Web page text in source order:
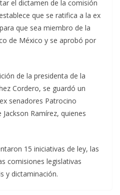
el dictamen de la comisión
que se ratifica a la ex
que sea miembro de la
de México y se aprobó por
de la presidenta de la
Cordero, se guardó un
senadores Patrocino
Ramírez, quienes
15 iniciativas de ley, las
comisiones legislativas
y dictaminación.